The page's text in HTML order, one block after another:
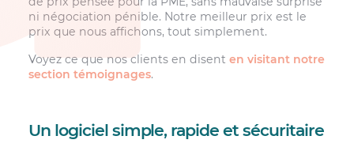
ni négociation pénible. Notre meilleur prix est le
prix que nous affichons, tout simplement.
Voyez ce que nos clients en disent en visitant notre
section témoignages.
Un logiciel simple, rapide et sécuritaire